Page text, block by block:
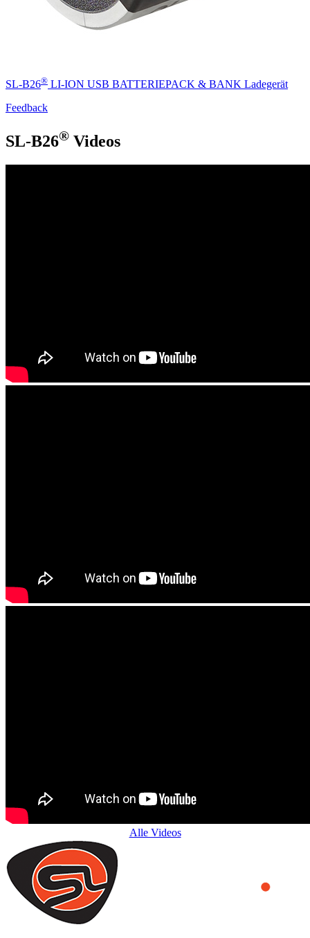
SL-B26® LI-ION USB BATTERIEPACK & BANK Ladegerät
Feedback
SL-B26® Videos
Alle Videos